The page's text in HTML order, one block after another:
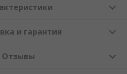
и гарантия
Отзывы